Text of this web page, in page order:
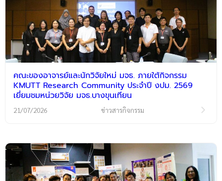
คณะของอาจารย์และนักวิจัยใหม่ มจธ. ภายใต้กิจกรรม
KMUTT Research Community ประจำปี งปม. 2569
เยี่ยมชมหน่วยวิจัย มจธ.บางขุนเทียน
21/07/2026 ข่าวสารกิจกรรม